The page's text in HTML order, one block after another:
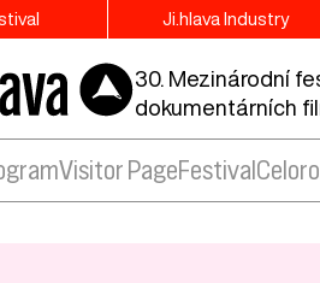
Ji.hlava Industry
30. Mezinárodní
dokumentárních
Visitor PageFestival